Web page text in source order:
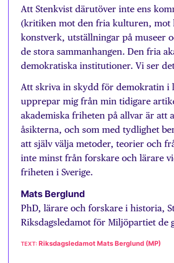
Att Stenkvist därutöver inte ens
(kritiken mot den fria kulturen, mot
konstverk, utställningar på museer
de stora sammanhangen. Den fria
demokratiska institutioner. Vi ser
Att skriva in skydd för demokratin i
upprepar mig från min tidigare
akademiska friheten på allvar är
åsikterna, och som med tydlighet
att själv välja metoder, teorier och
inte minst från forskare och lärare
friheten i Sverige.
Mats Berglund
PhD, lärare och forskare i historia,
Riksdagsledamot för Miljöpartiet de
Riksdagsledamot Mats Berglund (MP)